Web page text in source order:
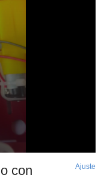
con
Ajuste